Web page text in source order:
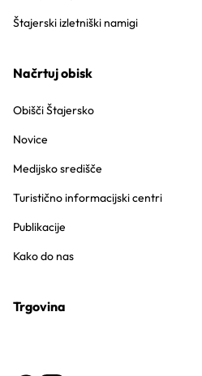
Štajerski izletniški namigi
Načrtuj obisk
Obišči Štajersko
Novice
Medijsko središče
Turistično informacijski centri
Publikacije
Kako do nas
Trgovina